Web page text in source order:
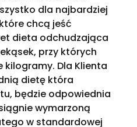
dla najbardziej
chcą jeść
dieta odchudzająca
przy których
kilogramy. Dla Klienta
dietę która
będzie odpowiednia
wymarzoną
w standardowej